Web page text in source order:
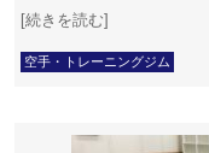
[続きを読む]
空手・トレーニングジム